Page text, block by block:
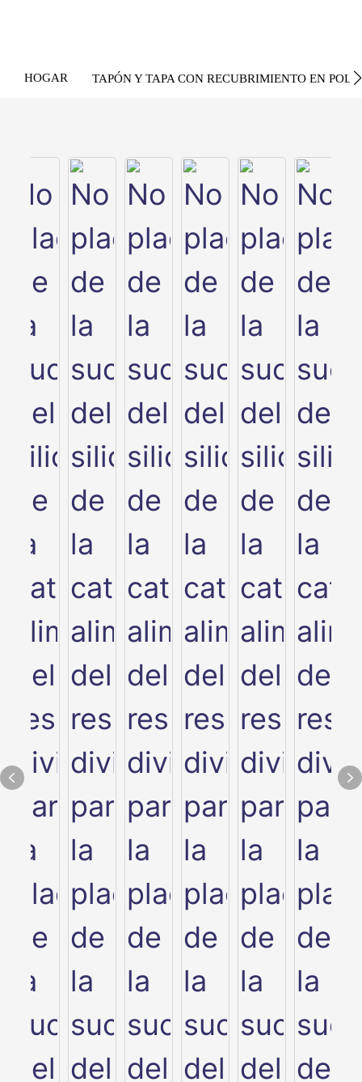
HOGAR TAPÓN Y TAPA CON RECUBRIMIENTO EN